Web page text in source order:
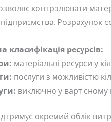
контролювати
підприємства. Розрахунок
класифікація ресурсів:
матеріальні ресурси у
послуги з можливістю
виключно у вартісному
окремий облік